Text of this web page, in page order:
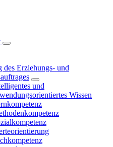
des Erziehungs- und
und
Wissen